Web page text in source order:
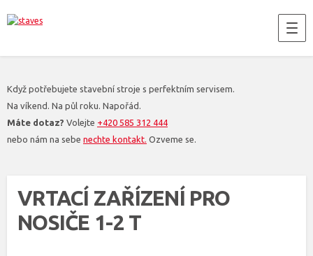
Když potřebujete stavební stroje s perfektním servisem.
Na víkend. Na půl roku. Napořád.
Máte dotaz? Volejte +420 585 312 444
nebo nám na sebe nechte kontakt. Ozveme se.
VRTACÍ ZAŘÍZENÍ PRO
NOSIČE 1-2 T